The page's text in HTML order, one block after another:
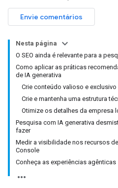
Envie comentários
Nesta página
O SEO ainda é relevante para a
Como aplicar as práticas
de IA generativa
Crie conteúdo valioso e
Crie e mantenha uma estrutura
Otimize os detalhes da empresa
Pesquisa com IA generativa
fazer
Medir a visibilidade nos recursos
Console
Conheça as experiências agênticas